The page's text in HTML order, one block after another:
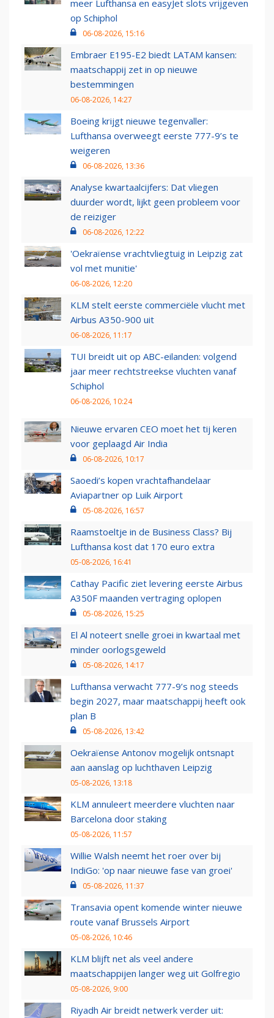
meer Lufthansa en easyJet slots vrijgeven
op Schiphol
06-08-2026, 15:16
Embraer E195-E2 biedt LATAM kansen:
maatschappij zet in op nieuwe
bestemmingen
06-08-2026, 14:27
Boeing krijgt nieuwe tegenvaller:
Lufthansa overweegt eerste 777-9’s te
weigeren
06-08-2026, 13:36
Analyse kwartaalcijfers: Dat vliegen
duurder wordt, lijkt geen probleem voor
de reiziger
06-08-2026, 12:22
'Oekraïense vrachtvliegtuig in Leipzig zat
vol met munitie'
06-08-2026, 12:20
KLM stelt eerste commerciële vlucht met
Airbus A350-900 uit
06-08-2026, 11:17
TUI breidt uit op ABC-eilanden: volgend
jaar meer rechtstreekse vluchten vanaf
Schiphol
06-08-2026, 10:24
Nieuwe ervaren CEO moet het tij keren
voor geplaagd Air India
06-08-2026, 10:17
Saoedi’s kopen vrachtafhandelaar
Aviapartner op Luik Airport
05-08-2026, 16:57
Raamstoeltje in de Business Class? Bij
Lufthansa kost dat 170 euro extra
05-08-2026, 16:41
Cathay Pacific ziet levering eerste Airbus
A350F maanden vertraging oplopen
05-08-2026, 15:25
El Al noteert snelle groei in kwartaal met
minder oorlogsgeweld
05-08-2026, 14:17
Lufthansa verwacht 777-9’s nog steeds
begin 2027, maar maatschappij heeft ook
plan B
05-08-2026, 13:42
Oekraïense Antonov mogelijk ontsnapt
aan aanslag op luchthaven Leipzig
05-08-2026, 13:18
KLM annuleert meerdere vluchten naar
Barcelona door staking
05-08-2026, 11:57
Willie Walsh neemt het roer over bij
IndiGo: 'op naar nieuwe fase van groei'
05-08-2026, 11:37
Transavia opent komende winter nieuwe
route vanaf Brussels Airport
05-08-2026, 10:46
KLM blijft net als veel andere
maatschappijen langer weg uit Golfregio
05-08-2026, 9:00
Riyadh Air breidt netwerk verder uit: